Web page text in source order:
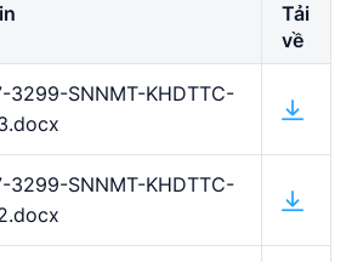
Tải
về
3299-SNNMT-KHDTTC-
3299-SNNMT-KHDTTC-